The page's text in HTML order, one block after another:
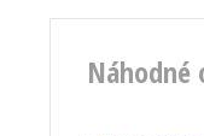
Náhodné